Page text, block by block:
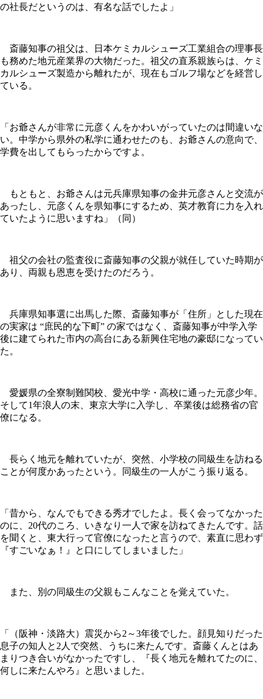
の社長だというのは、有名な話でしたよ」
斎藤知事の祖父は、日本ケミカルシューズ工業組合の理事長
も務めた地元産業界の大物だった。祖父の直系親族らは、ケミ
カルシューズ製造から離れたが、現在もゴルフ場などを経営し
ている。
「お爺さんが非常に元彦くんをかわいがっていたのは間違いな
い。中学から県外の私学に通わせたのも、お爺さんの意向で、
学費を出してもらったからですよ。
もともと、お爺さんは元兵庫県知事の金井元彦さんと交流が
あったし、元彦くんを県知事にするため、英才教育に力を入れ
ていたように思いますね」（同）
祖父の会社の監査役に斎藤知事の父親が就任していた時期が
あり、両親も恩恵を受けたのだろう。
兵庫県知事選に出馬した際、斎藤知事が「住所」とした現在
の実家は “庶民的な下町” の家ではなく、斎藤知事が中学入学
後に建てられた市内の高台にある新興住宅地の豪邸になってい
た。
愛媛県の全寮制難関校、愛光中学・高校に通った元彦少年。
そして1年浪人の末、東京大学に入学し、卒業後は総務省の官
僚になる。
長らく地元を離れていたが、突然、小学校の同級生を訪ねる
ことが何度かあったという。同級生の一人がこう振り返る。
「昔から、なんでもできる秀才でしたよ。長く会ってなかった
のに、20代のころ、いきなり一人で家を訪ねてきたんです。話
を聞くと、東大行って官僚になったと言うので、素直に思わず
『すごいなぁ！』と口にしてしまいました」
また、別の同級生の父親もこんなことを覚えていた。
「（阪神・淡路大）震災から2～3年後でした。顔見知りだった
息子の知人と2人で突然、うちに来たんです。斎藤くんとはあ
まりつき合いがなかったですし、『長く地元を離れてたのに、
何しに来たんやろ』と思いました。